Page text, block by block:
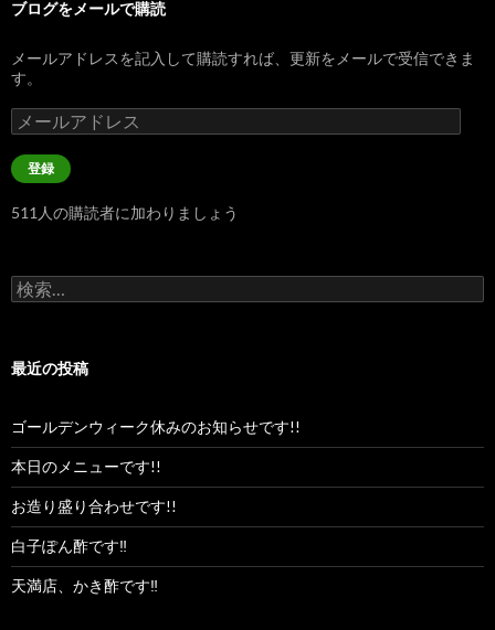
ブログをメールで購読
メールアドレスを記入して購読すれば、更新をメールで受信できま
す。
メ
ー
ル
ア
レ
登録
511人の購読者に加わりましょう
検
索:
最近の投稿
ゴールデンウィーク休みのお知らせです!!
本日のメニューです!!
お造り盛り合わせです!!
白子ぽん酢です‼︎
天満店、かき酢です‼︎